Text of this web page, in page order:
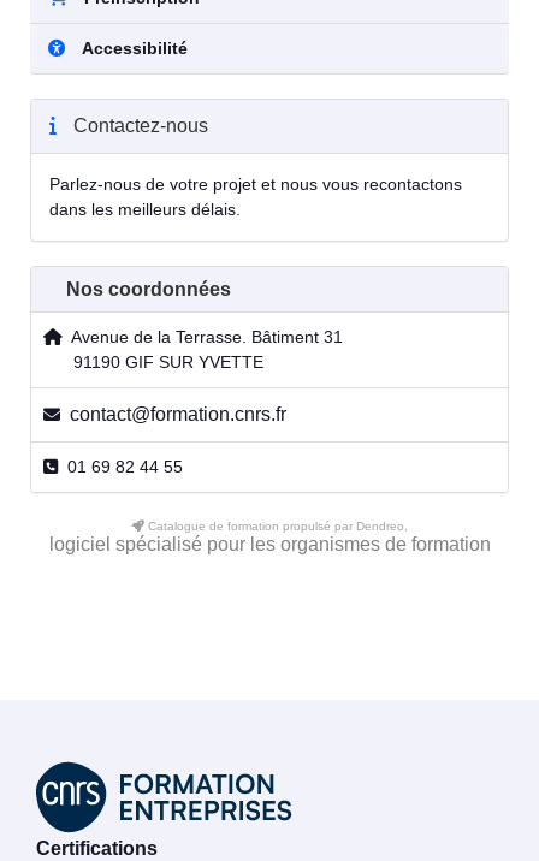
Accessibilité
Contactez-nous
Parlez-nous de votre projet et nous vous recontactons
dans les meilleurs délais.
Nos coordonnées
Avenue de la Terrasse. Bâtiment 31
91190 GIF SUR YVETTE
contact@formation.cnrs.fr
01 69 82 44 55
Catalogue de formation propulsé par Dendreo,
logiciel spécialisé pour les organismes de formation
Certifications